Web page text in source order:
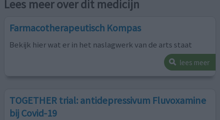
Lees meer over dit medicijn
Farmacotherapeutisch Kompas
Bekijk hier wat er in het naslagwerk van de arts staat
lees meer
TOGETHER trial: antidepressivum Fluvoxamine
bij Covid-19